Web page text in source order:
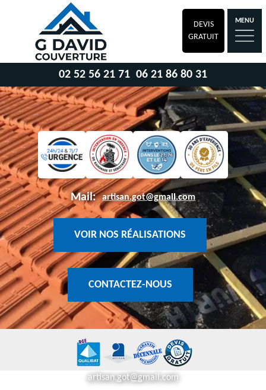
DEVIS
GRATUIT
MENU
02 52 56 21 71 06 21 86 80 31
Mail: artisan.got@gmail.com
VOIR NOS RÉALISATIONS
CONTACTEZ-NOUS
artisan.got@gmail.com